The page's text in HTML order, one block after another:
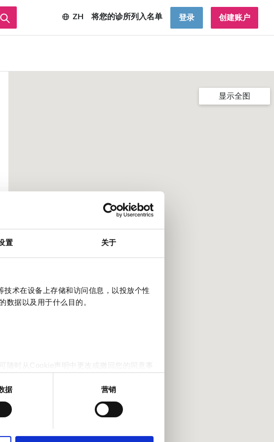
置 关于
术在设备上存储和访问信息，以投放个性
数据以及用于什么目的。
随时从Cookie声明中更改或撤回您的同意事
们的流量。我们还会与社交媒体、广告和
提供给他们或他们在您使用其服务的过程中
据 营销
ZH 将您的诊所列入名单 登录 创建账户
显示全图